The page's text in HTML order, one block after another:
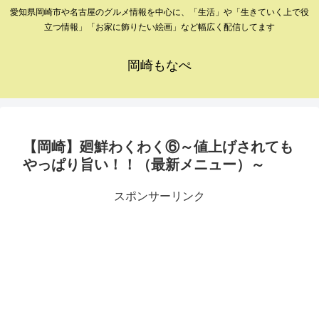
愛知県岡崎市や名古屋のグルメ情報を中心に、「生活」や「生きていく上で役
立つ情報」「お家に飾りたい絵画」など幅広く配信してます
岡崎もなぺ
【岡崎】廻鮮わくわく⑥～値上げされても
やっぱり旨い！！（最新メニュー）～
スポンサーリンク